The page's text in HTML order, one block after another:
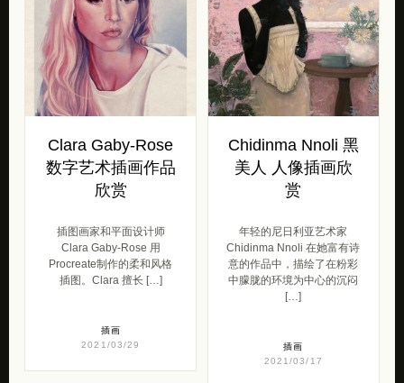
Clara Gaby-Rose
数字艺术插画作品
欣赏
插图画家和平面设计师
Clara Gaby-Rose 用
Procreate制作的柔和风格
插图。Clara 擅长 […]
插画
2021/03/29
Chidinma Nnoli 黑
美人 人像插画欣
赏
年轻的尼日利亚艺术家
Chidinma Nnoli 在她富有诗
意的作品中，描绘了在粉彩
中朦胧的环境为中心的沉闷
[…]
插画
2021/03/17